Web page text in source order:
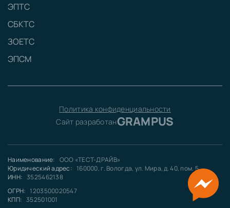
ЭПТС
СБКТС
ЗОЕТС
ЭПСМ
Политика конфиденциальности
Сайт разработанGRAMPUS
Наименование: ООО «ТЕСТ-ДРАЙВ»
Юридический адрес: 160000, г. Вологда, ул. Мира, д. 40, пом. 5
ИНН: 3525462138
ОГРН: 1203500020547
КПП: 352501001